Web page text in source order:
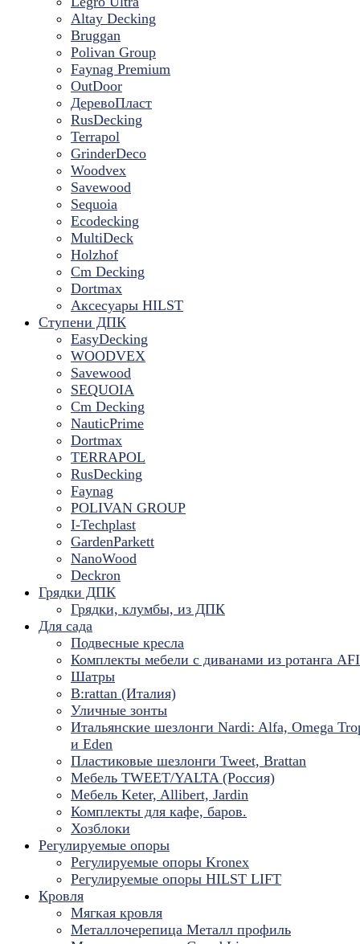
Altay Decking
Bruggan
Polivan Group
Faynag Premium
OutDoor
ДеревоПласт
RusDecking
Terrapol
GrinderDeco
Woodvex
Savewood
Sequoia
Ecodecking
MultiDeck
Holzhof
Cm Decking
Dortmax
Аксесуары HILST
Ступени ДПК
EasyDecking
WOODVEX
Savewood
SEQUOIA
Cm Decking
NauticPrime
Dortmax
TERRAPOL
RusDecking
Faynag
POLIVAN GROUP
I-Techplast
GardenParkett
NanoWood
Deckron
Грядки ДПК
Грядки, клумбы, из ДПК
Для сада
Подвесные кресла
Комплекты мебели с диванами из ротанга
Шатры
B:rattan (Италия)
Уличные зонты
Итальянские шезлонги Nardi: Alfa, Omega
и Eden
Пластиковые шезлонги Tweet, Brattan
Мебель TWEET/YALTA (Россия)
Мебель Keter, Allibert, Jardin
Комплекты для кафе, баров.
Хозблоки
Регулируемые опоры
Регулируемые опоры Kronex
Регулируемые опоры HILST LIFT
Кровля
Мягкая кровля
Металлочерепица Металл профиль